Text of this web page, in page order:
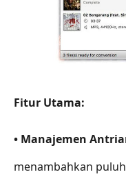
Fitur Utama:
• Manajemen
menambahkan